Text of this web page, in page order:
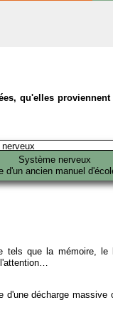
qu'elles
Système nerveux
d'un ancien manuel
tels que la mémoire, le
l'attention…
d'une décharge massive